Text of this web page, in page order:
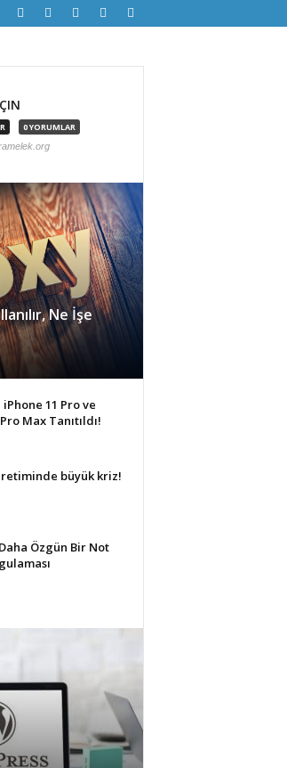
0 YORUMLAR
Ne İşe
iPhone 11 Pro ve
Max Tanıtıldı!
büyük kriz!
Özgün Bir Not